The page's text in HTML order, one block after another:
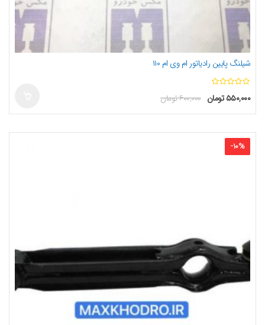
شیلنگ پایین رادیاتور ام وی ام ۱۱۰
۶۰۰,۰۰۰تومان ۵۵۰,۰۰۰ تومان
-10%